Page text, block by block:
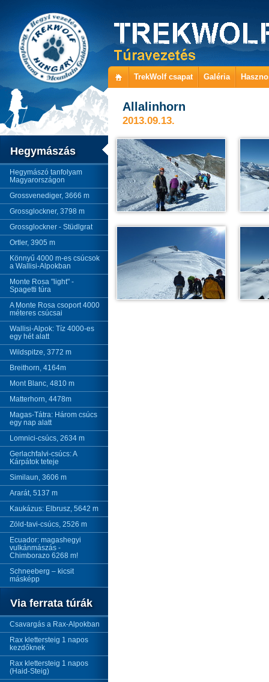
TrekWolf csapat Galéria
Hegymászás
Hegymászó tanfolyam
Magyarországon
Grossvenediger, 3666 m
Grossglockner, 3798 m
Grossglockner - Stüdlgrat
Ortler, 3905 m
Könnyű 4000 m-es csúcsok
a Wallisi-Alpokban
Monte Rosa "light" -
Spagetti túra
A Monte Rosa csoport 4000
méteres csúcsai
Wallisi-Alpok: Tíz 4000-es
egy hét alatt
Wildspitze, 3772 m
Breithorn, 4164m
Mont Blanc, 4810 m
Matterhorn, 4478m
Magas-Tátra: Három csúcs
egy nap alatt
Lomnici-csúcs, 2634 m
Gerlachfalvi-csúcs: A
Kárpátok teteje
Similaun, 3606 m
Ararát, 5137 m
Kaukázus: Elbrusz, 5642 m
Zöld-tavi-csúcs, 2526 m
Ecuador: magashegyi
vulkánmászás -
Chimborazo 6268 m!
Schneeberg – kicsit
másképp
Via ferrata túrák
Csavargás a Rax-Alpokban
Rax klettersteig 1 napos
kezdőknek
Rax klettersteig 1 napos
(Haid-Steig)
Allalinhorn
2013.09.13.